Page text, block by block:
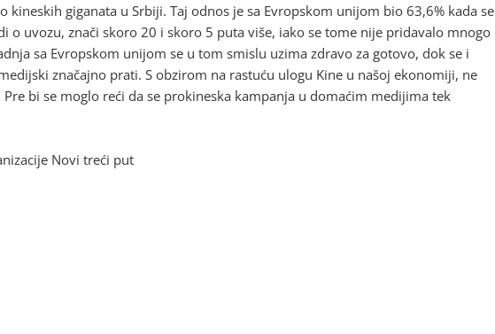
kineskih giganata u Srbiji. Taj odnos je sa Evropskom unijom bio 63,6% kada se
o uvozu, znači skoro 20 i skoro 5 puta više, iako se tome nije pridavalo mnogo
sa Evropskom unijom se u tom smislu uzima zdravo za gotovo, dok se i
značajno prati. S obzirom na rastuću ulogu Kine u našoj ekonomiji, ne
bi se moglo reći da se prokineska kampanja u domaćim medijima tek
Novi treći put